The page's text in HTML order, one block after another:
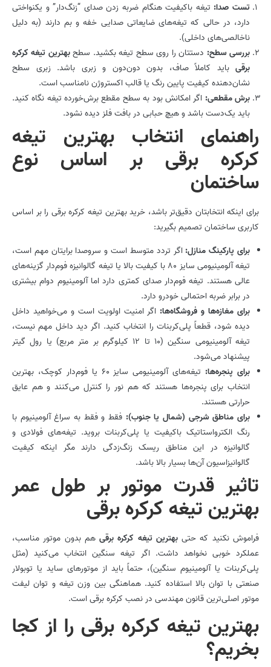
تست صدا: تیغه باکیفیت هنگام ضربه زدن صدای “زنگ‌دار” و یکنواختی
دارد، در حالی که تیغه‌های ضایعاتی صدایی خفه و بم دارند (به دلیل
ناخالصی‌های داخلی).
بررسی سطح: دستتان را روی سطح تیغه بکشید. سطحبهترین تیغه کرکره
برقی باید کاملاً صاف، بدون دون‌دون و زبری باشد. زبری سطح
نشان‌دهنده کیفیت پایین رنگ یا قالب اکستروژن نامناسب است.
برش مقطعی: اگر امکانش بود به سطح مقطع برش‌خورده تیغه نگاه کنید.
باید یک‌دست باشد و هیچ حبابی در بافت فلز دیده نشود.
راهنمای انتخاب بهترین تیغه
کرکره برقی بر اساس نوع
ساختمان
برای اینکه انتخابتان دقیق‌تر باشد، خرید بهترین تیغه کرکره برقی را بر اساس
کاربری ساختمان تصمیم بگیرید:
برای پارکینگ منازل: اگر تردد متوسط است و سروصدا برایتان مهم است،
تیغه آلومینیومی سایز 80 با کیفیت بالا یا تیغه گالوانیزه فوم‌دار گزینه‌های
عالی هستند. تیغه فوم‌دار صدای کمتری دارد اما آلومینیوم دوام بیشتری
در برابر ضربه احتمالی خودرو دارد.
برای مغازه‌ها و فروشگاه‌ها: اگر امنیت اولویت است و می‌خواهید داخل
دیده شود، قطعاً پلی‌کربنات را انتخاب کنید. اگر دید داخل مهم نیست،
تیغه آلومینیومی سنگین (10 تا 12 کیلوگرم بر متر مربع) یا رول گیتر
پیشنهاد می‌شود.
برای پنجره‌ها:
تیغه‌های آلومینیومی سایز 60 یا فوم‌دار کوچک، بهترین
انتخاب برای پنجره‌ها هستند که هم نور را کنترل می‌کنند و هم عایق
حرارتی هستند.
برای مناطق شرجی (شمال یا جنوب): فقط و فقط به سراغ آلومینیوم با
رنگ الکترواستاتیک باکیفیت یا پلی‌کربنات بروید. تیغه‌های فولادی و
گالوانیزه در این مناطق ریسک زنگ‌زدگی دارند مگر اینکه کیفیت
گالوانیزاسیون آن‌ها بسیار بالا باشد.
تاثیر قدرت موتور بر طول عمر
بهترین تیغه کرکره برقی
فراموش نکنید که حتیبهترین تیغه کرکره برقیهم بدون موتور مناسب،
عملکرد خوبی نخواهد داشت. اگر تیغه سنگین انتخاب می‌کنید (مثل
پلی‌کربنات یا آلومینیوم سنگین)، حتماً باید از موتورهای ساید یا توبولار
صنعتی با توان بالا استفاده کنید. هماهنگی بین وزن تیغه و توان لیفت
موتور اصلی‌ترین قانون مهندسی در نصب کرکره برقی است.
بهترین تیغه کرکره برقی را از کجا
بخریم؟